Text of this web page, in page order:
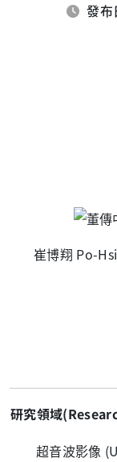
發
崔博翔 Po-
研究領域
超音波影像